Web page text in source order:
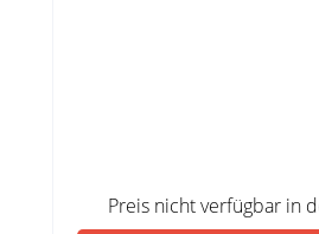
Preis nicht verfügbar in